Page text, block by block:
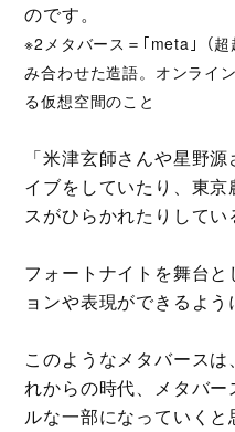
のです。
※2メタバース＝｢meta｣（
み合わせた造語。オンライ
る仮想空間のこと
「米津玄師さんや星野
イブをしていたり、東
スがひらかれたりしてい
フォートナイトを舞台
ョンや表現ができるよう
このようなメタバース
れからの時代、メタバ
ルな一部になっていくと